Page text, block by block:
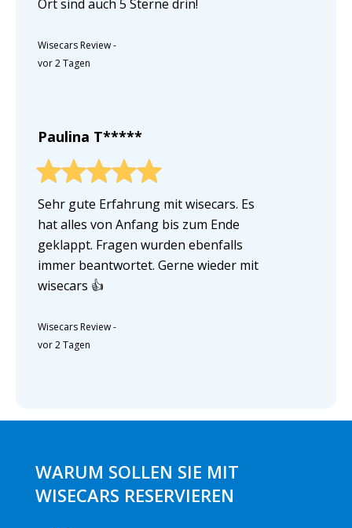
Ort sind auch 5 Sterne drin!
Wisecars Review-
vor 2 Tagen
Paulina T*****
Sehr gute Erfahrung mit wisecars. Es
hat alles von Anfang bis zum Ende
geklappt. Fragen wurden ebenfalls
immer beantwortet. Gerne wieder mit
wisecars 👍
Wisecars Review-
vor 2 Tagen
WARUM SOLLEN SIE MIT
WISECARS RESERVIEREN